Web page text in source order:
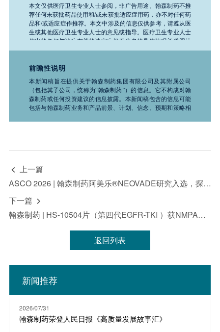
本文仅供医疗卫生专业人士参阅，非广告用途。翰森制药不推
荐任何未获批药品使用和/或未获批适应症用药，亦不对任何药
品和/或适应症作推荐。本文中涉及的信息仅供参考，请遵从医
生或其他医疗卫生专业人士的意见或指导。医疗卫生专业人士
作出的任何与治疗有关的决定应根据患者的具体情况并遵照药
品说明书。如需了解公司任何产品、医疗或疾病的相关信息，
前瞻性说明
本新闻稿旨在提供关于翰森制药集团有限公司及其附属公司
（包括其子公司，统称为“翰森制药”）的信息。它不构成对翰
森制药或任何投资建议的信息披露。本新闻稿包含的信息可能
包括与翰森制药业务和产品前景、计划、信念、预期和策略相
实际结果可能与此处所述有显著差异，且过去的证券价格趋势
投资决策时应谨慎行事。“致力于”“预期”“相信”“预测”“意
图”“预计”“可能”“将”“应该”“计划”“继续”“目标”“考虑”“估计”“指
导”“潜在”“追求”以及于任何未来计划、行动或事件的讨论中使
用的类似词语和术语，均表示前瞻性声明。翰森制药不承诺或
保证前瞻性信息的准确性、及时性或完整性，并且不承担更新
或修订这些前瞻性声明的义务。无论是翰森制药还是其任何董
性声明负责，也不对因依赖本新闻稿中提供的信息而产生的任
何损失或损害负责，包括但不限于直接、偶然、间接或惩罚性
的损害。本新闻稿中的所有信息均为发布之日的最新信息。除
而更新或修订此信息的责任。此外，翰森制药保留随时对本新
闻稿全部或部分内容进行更改、修正或终止的权利，恕不另行
通知。有关上市公司的具体信息，投资者请参阅翰森制药
 上一篇
ASCO 2026 | 翰森制药阿美乐®NEOVADE研究入选，探索序贯化学-免疫新辅助治疗疗效与安全性
下一篇 
翰森制药 | HS-10504片（第四代EGFR-TKI ）获NMPA批准纳入突破性治疗药物
返回列表
新闻推荐
2026/07/31
翰森制药荣登人民日报《高质量发展故事汇》